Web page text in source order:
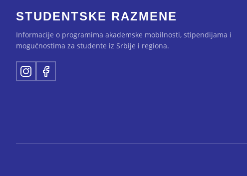
STUDENTSKE RAZMENE
Informacije o programima akademske mobilnosti, stipendijama i
mogućnostima za studente iz Srbije i regiona.